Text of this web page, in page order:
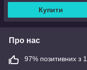
Купити
Про нас
97% позитивних з